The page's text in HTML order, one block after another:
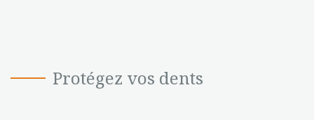
Protégez vos dents